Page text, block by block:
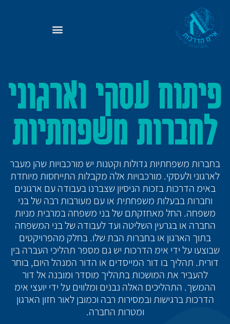
פיתוח עסקי וארגוני
לחברות משפחתיות
בחברות משפחתיות גדולות וקטנות יש מורכבויות שהן מעבר
לארגוני ולעסקי. מורכבויות אלה מקבלות התייחסות מיוחדת
באימ הדרכות בזכות הניסיון שצברנו בעבודה עם ארגונים
וחברות בבעלות משפחתית או עם מעורבות רבה של בני
משפחה. החל מאחזקתם של בני משפחה במרבית מניות
החברה או בגרעין השליטה ועד לעבודה של בני המשפחה
בתוך הארגון או בחברות הבת שלו. בחלק מהפרויקטים
שבוצעו על ידי אימ הדרכות יש גם מספר תהליכי העברה בין
דורית. תהליך בו דור המייסדים או הדור המנהל היום, בוחר
להעביר את המושכות בתהליך מוסדר ומובנה אל דור
ההמשך. התהליכים האלה נבנים ומלווים על ידי יועצי אימ
הדרכות ברגישות ובמסירות רבה וכמובן לאור חזון הארגון
ומטרות החברה.